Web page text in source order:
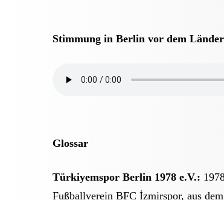
Stimmung in Berlin vor dem
Glossar
Türkiyemspor Berlin 1978 e.V.:
Fußballverein BFC İzmirspor, aus